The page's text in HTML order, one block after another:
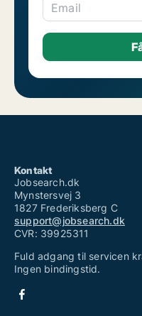
Email
Kontakt
Jobsearch.dk
Mynstersvej 3
1827 Frederiksberg C
support@jobsearch.dk
CVR: 39925311
Fuld adgang til servicen
Ingen bindingstid.